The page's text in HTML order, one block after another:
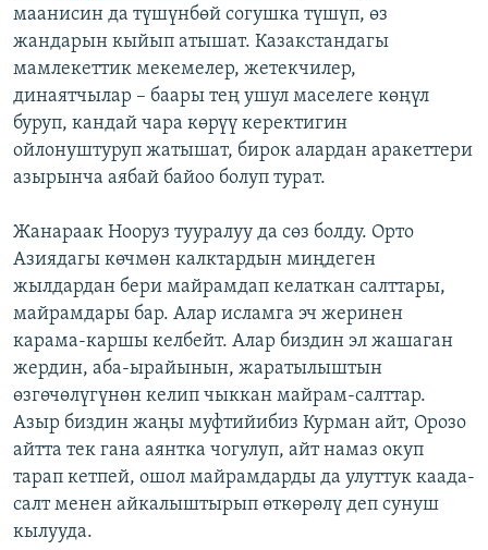
маанисин да түшүнбөй согушка түшүп, өз
жандарын кыйып атышат. Казакстандагы
мамлекеттик мекемелер, жетекчилер,
динаятчылар – баары тең ушул маселеге көңүл
буруп, кандай чара көрүү керектигин
ойлонуштуруп жатышат, бирок алардан аракеттери
азырынча аябай байоо болуп турат.
Жанараак Нооруз тууралуу да сөз болду. Орто
Азиядагы көчмөн калктардын миңдеген
жылдардан бери майрамдап келаткан салттары,
майрамдары бар. Алар исламга эч жеринен
карама-каршы келбейт. Алар биздин эл жашаган
жердин, аба-ырайынын, жаратылыштын
өзгөчөлүгүнөн келип чыккан майрам-салттар.
Азыр биздин жаңы муфтийибиз Курман айт, Орозо
айтта тек гана аянтка чогулуп, айт намаз окуп
тарап кетпей, ошол майрамдарды да улуттук каада-
салт менен айкалыштырып өткөрөлү деп сунуш
кылууда.